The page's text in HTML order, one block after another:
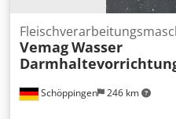
Schöppingen 246 km
VemagWasser